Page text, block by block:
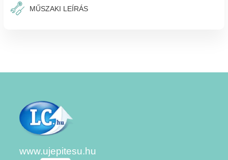
MŰSZAKI LEÍRÁS
www.ujepitesu.hu